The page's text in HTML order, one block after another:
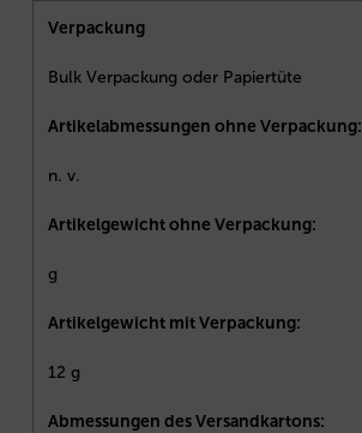
Verpackung
Bulk Verpackung oder Papiertüte
Artikelabmessungen ohne Verpackung:
n. v.
Artikelgewicht ohne Verpackung:
g
Artikelgewicht mit Verpackung:
12 g
Abmessungen des Versandkartons: